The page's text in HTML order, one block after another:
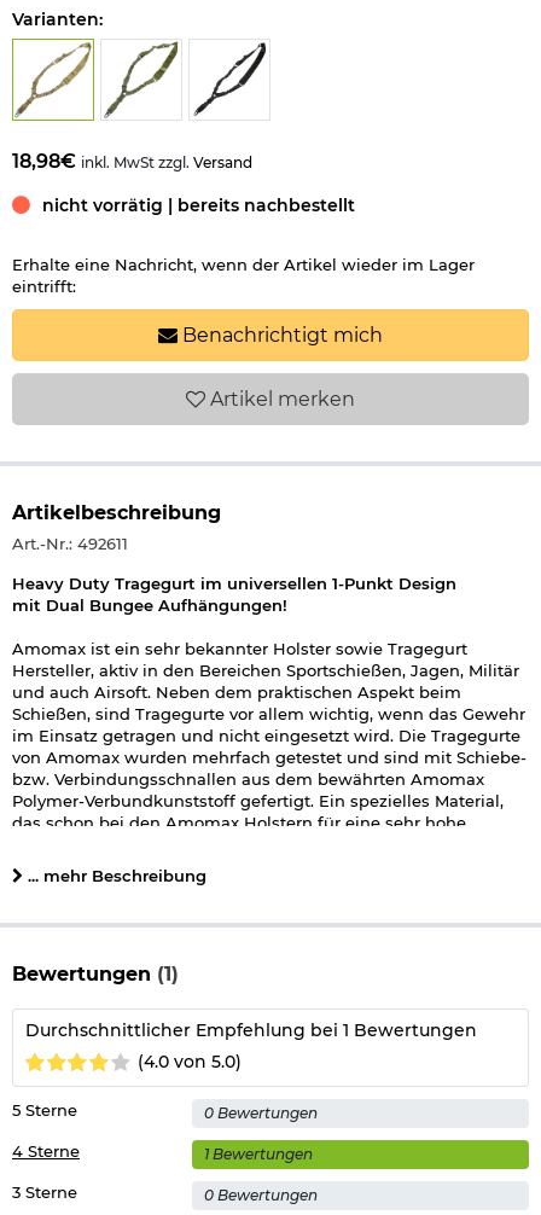
Varianten:
18,98€ inkl. MwSt zzgl. Versand
nicht vorrätig | bereits nachbestellt
Erhalte eine Nachricht, wenn der Artikel wieder im Lager
eintrifft:
Benachrichtigt mich
Artikel merken
Artikelbeschreibung
Art.-Nr.: 492611
Heavy Duty Tragegurt im universellen 1-Punkt Design
mit Dual Bungee Aufhängungen!
Amomax ist ein sehr bekannter Holster sowie Tragegurt
Hersteller, aktiv in den Bereichen Sportschießen, Jagen, Militär
und auch Airsoft. Neben dem praktischen Aspekt beim
Schießen, sind Tragegurte vor allem wichtig, wenn das Gewehr
im Einsatz getragen und nicht eingesetzt wird. Die Tragegurte
von Amomax wurden mehrfach getestet und sind mit Schiebe-
bzw. Verbindungsschnallen aus dem bewährten Amomax
Polymer-Verbundkunststoff gefertigt. Ein spezielles Material,
das schon bei den Amomax Holstern für eine sehr hohe
Der Amomax 1-Punkt Tragegurt ist aus hochwertigem Heavy-
Der Karabiner aus Metall verhilft dem Sling zu einer einfachen
Tragekomfort sorgen die in den beiden Enden eingearbeiteten
die zusätzlich den Tragekomfort steigert.
Die Konstruktion ist auf das Nötigste beschränkt und dadurch
sehr stabil und strapazierfähig. Durch
die Verstellmöglichkeiten kann der Tragegurt individuell
angepasst werden. Durch einen Schnellverschluss kann der
Tragegurt vom Gewehr getrennt werden, während der
Karabiner mit Gegenstück am Gewehr verbleibt. Ein weiterer
... mehr Beschreibung
Bewertungen (1)
Durchschnittlicher Empfehlung bei 1 Bewertungen
(4.0 von 5.0)
3 Sterne 0 Bewertungen
4 Sterne 1 Bewertungen
5 Sterne 0 Bewertungen